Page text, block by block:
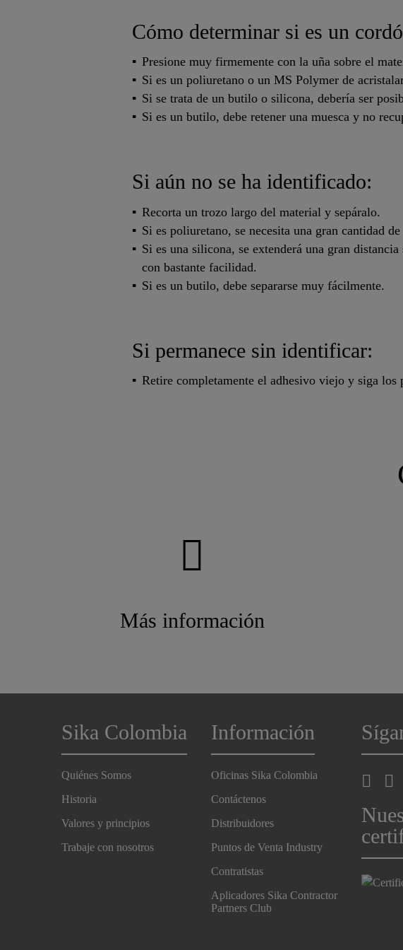
Cómo determinar si es un
Presione muy firmemente con la uña sobre el
Si es un poliuretano o un MS Polymer de
Si se trata de un butilo o silicona, debería ser
Si es un butilo, debe retener una muesca y no
Si aún no se ha identificado:
Recorta un trozo largo del material y sepáralo.
Si es poliuretano, se necesita una gran cantidad
Si es una silicona, se extenderá una gran
con bastante facilidad.
Si es un butilo, debe separarse muy fácilmente.
Si permanece sin identificar:
Retire completamente el adhesivo viejo y siga
Más información
Sika Colombia
Quiénes Somos
Historia
Valores y principios
Trabaje con nosotros
Información
Oficinas Sika Colombia
Contáctenos
Distribuidores
Puntos de Venta Industry
Contratistas
Aplicadores Sika Contractor
Partners Club